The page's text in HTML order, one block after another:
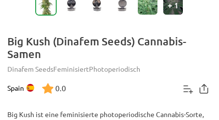
+1
Big Kush (Dinafem Seeds) Cannabis-
Samen
Dinafem SeedsFeminisiertPhotoperiodisch
Spain 0.0
Big Kush ist eine feminisierte photoperiodische Cannabis-Sorte,